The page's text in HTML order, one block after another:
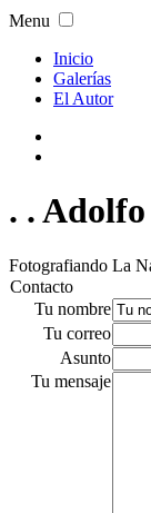
Menu
Inicio
Galerías
El Autor
. . Adolfo
Fotografiando La
Contacto
Tu nombre
Tu correo
Asunto
Tu mensaje